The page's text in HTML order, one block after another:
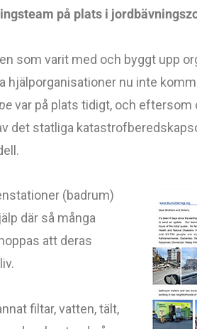
till
plats
på plats i
som varit med och byggt upp
hjälporganisationer nu inte
var på plats tidigt, och eftersom
det statliga
(badrum)
där så många
att deras
filtar, vatten, tält,